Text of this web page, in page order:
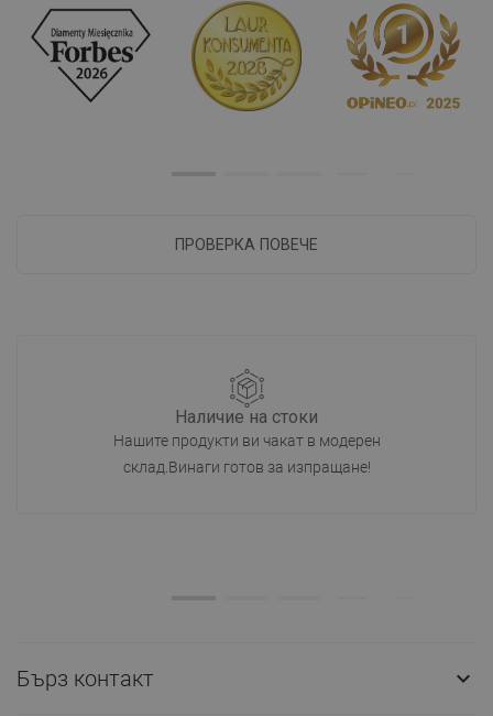
ПРОВЕРКА ПОВЕЧЕ
Наличие на стоки
Нашите продукти ви чакат в модерен
склад.Винаги готов за изпращане!
Бърз контакт 